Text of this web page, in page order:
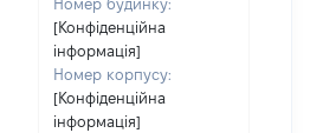
Номер будинку:
[Конфіденційна
інформація]
Номер корпусу:
[Конфіденційна
інформація]